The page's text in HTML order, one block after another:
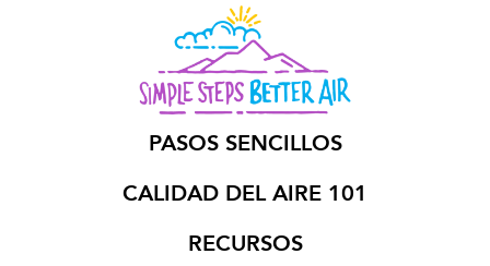
PASOS SENCILLOS
CALIDAD DEL AIRE 101
RECURSOS